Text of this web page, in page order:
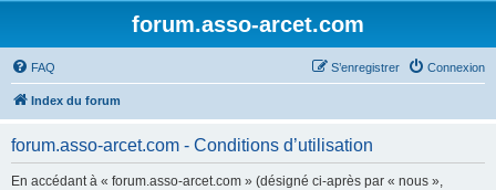
forum.asso-arcet.com
FAQ Connexion
S’enregistrer
Index du forum
forum.asso-arcet.com - Conditions d’utilisation
En accédant à « forum.asso-arcet.com » (désigné ci-après par « nous »,